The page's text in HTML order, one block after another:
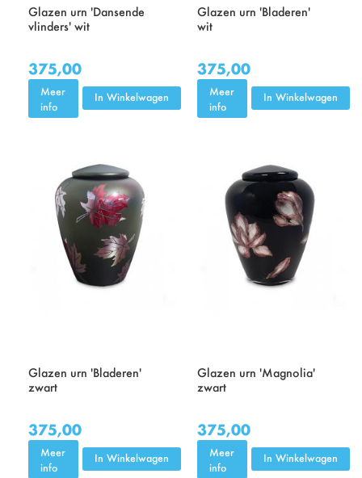
Glazen urn 'Dansende
vlinders' wit
375,00
Meer
info
In Winkelwagen
Glazen urn 'Bladeren'
wit
375,00
Meer
info
In Winkelwagen
Glazen urn 'Bladeren'
zwart
375,00
Meer
info
In Winkelwagen
Glazen urn 'Magnolia'
zwart
375,00
Meer
info
In Winkelwagen